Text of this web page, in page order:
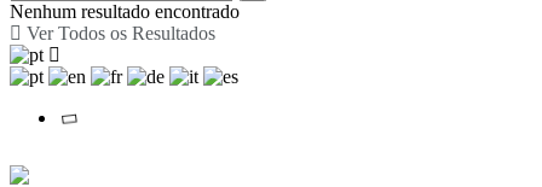
Nenhum resultado encontrado
Ver Todos os Resultados